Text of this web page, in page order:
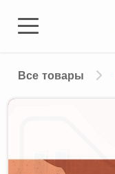
Все товары
Product image slider